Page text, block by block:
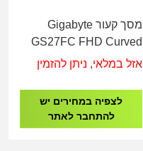
מסך קעור Gigabyte
GS27FC FHD Curved
VA 27" 180Hz
אזל במלאי, ניתן להזמין
לצפיה במחירים יש
להתחבר לאתר